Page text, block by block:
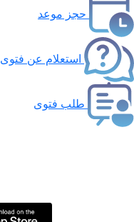
حجز موعد
استعلام عن فتوى
طلب فتوى